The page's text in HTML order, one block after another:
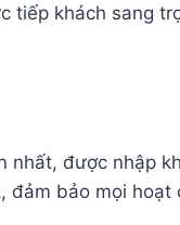
tiếp khách sang
nhất, được nhập
đảm bảo mọi hoạt